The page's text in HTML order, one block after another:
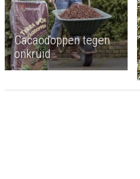
Cacaodoppen tegen
onkruid